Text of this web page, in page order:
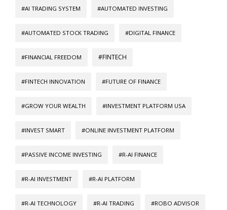
#AI TRADING SYSTEM #AUTOMATED INVESTING
#AUTOMATED STOCK TRADING #DIGITAL FINANCE
#FINANCIAL FREEDOM #FINTECH
#FINTECH INNOVATION #FUTURE OF FINANCE
#GROW YOUR WEALTH #INVESTMENT PLATFORM USA
#INVEST SMART #ONLINE INVESTMENT PLATFORM
#PASSIVE INCOME INVESTING #R-AI FINANCE
#R-AI INVESTMENT #R-AI PLATFORM
#R-AI TECHNOLOGY #R-AI TRADING #ROBO ADVISOR